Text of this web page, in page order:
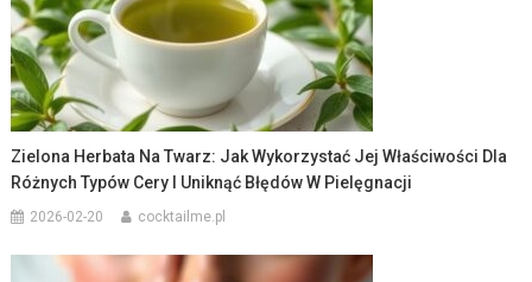
Zielona Herbata Na Twarz: Jak Wykorzystać Jej Właściwości Dla
Różnych Typów Cery I Uniknąć Błędów W Pielęgnacji
2026-02-20 cocktailme.pl